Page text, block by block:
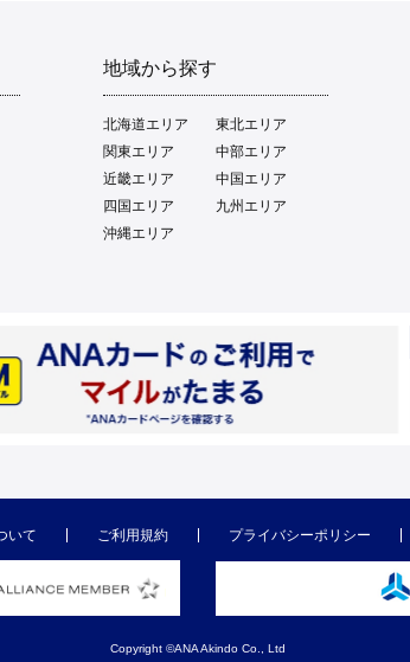
地域から探す
北海道エリア
東北エリア
関東エリア
中部エリア
近畿エリア
中国エリア
四国エリア
九州エリア
沖縄エリア
いて ご利用規約 プライバシーポリシー
Copyright ©ANA Akindo Co., Ltd